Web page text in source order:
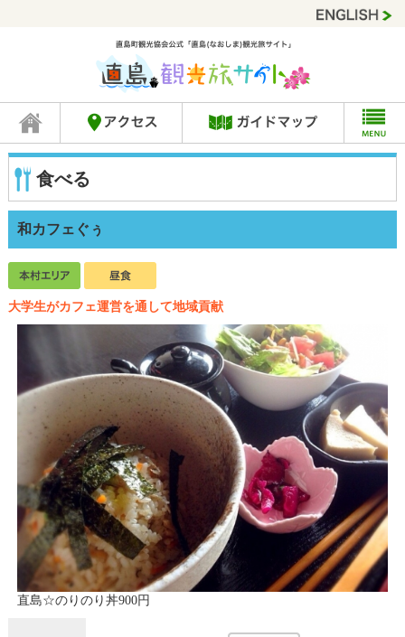
食べる
和カフェぐぅ
大学生がカフェ運営を通して地域貢献
直島☆のりのり丼900円